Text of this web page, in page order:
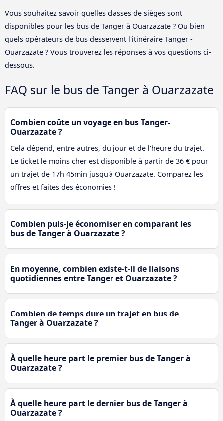
Vous souhaitez savoir quelles classes de sièges sont
disponibles pour les bus de Tanger à Ouarzazate ? Ou bien
quels opérateurs de bus desservent l'itinéraire Tanger -
Ouarzazate ? Vous trouverez les réponses à vos questions ci-
dessous.
FAQ sur le bus de Tanger à Ouarzazate
Combien coûte un voyage en bus Tanger-
Ouarzazate ?
Cela dépend, entre autres, du jour et de l'heure du trajet.
Le ticket le moins cher est disponible à partir de 36 € pour
un trajet de 17h 45min jusqu'à Ouarzazate. Comparez les
offres et faites des économies !
Combien puis-je économiser en comparant les
bus de Tanger à Ouarzazate ?
En moyenne, combien existe-t-il de liaisons
quotidiennes entre Tanger et Ouarzazate ?
Combien de temps dure un trajet en bus de
Tanger à Ouarzazate ?
À quelle heure part le premier bus de Tanger à
Ouarzazate ?
À quelle heure part le dernier bus de Tanger à
Ouarzazate ?